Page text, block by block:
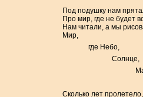
Под подушку нам
Про мир, где не будет
Нам читали, а мы
Мир,
где Небо,
Солнце,
Сколько лет